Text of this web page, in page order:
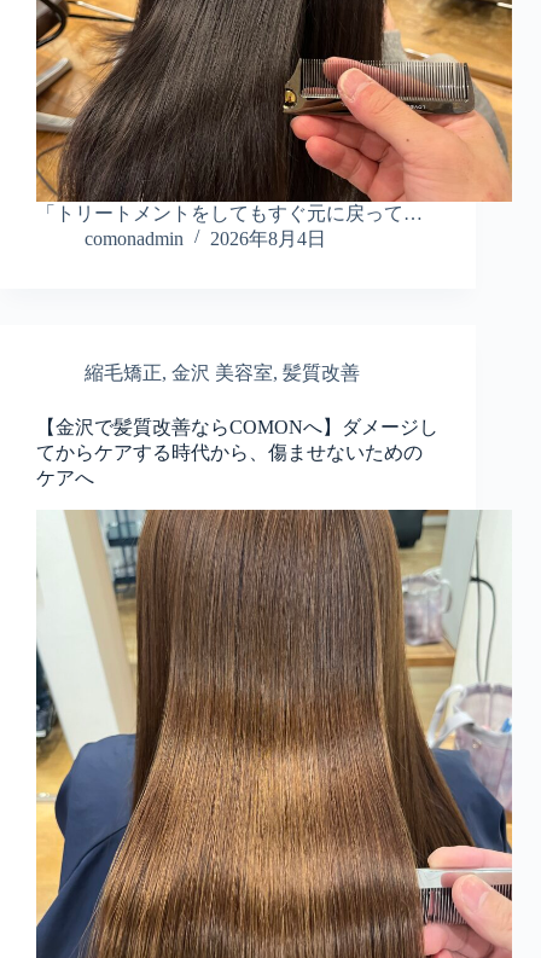
「トリートメントをしてもすぐ元に戻って…
comonadmin
2026年8月4日
縮毛矯正, 金沢 美容室, 髪質改善
【金沢で髪質改善ならCOMONへ】ダメージし
てからケアする時代から、傷ませないための
ケアへ